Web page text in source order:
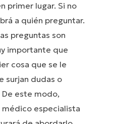
primer lugar. Si no
a quién preguntar.
preguntas son
importante que
cosa que se le
surjan dudas o
este modo,
médico especialista